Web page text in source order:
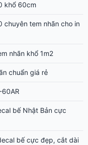
khổ 60cm
chuyên tem nhãn cho in
nhãn khổ 1m2
chuẩn giá rẻ
bế Nhật Bản cực
bế cực đẹp, cắt dài